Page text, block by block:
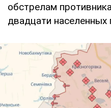
обстрелам
двадцати населенных